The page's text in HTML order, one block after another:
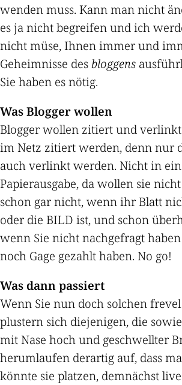
wenden muss. Kann man nicht
es ja nicht begreifen und ich
nicht müse, Ihnen immer und
Geheimnisse desbloggens
Sie haben es nötig.
Was Blogger wollen
Blogger wollen zitiert und
im Netz zitiert werden, denn nur
auch verlinkt werden. Nicht in
Papierausgabe, da wollen sie
schon gar nicht, wenn ihr Blatt
oder die BILD ist, und schon
wenn Sie nicht nachgefragt
noch Gage gezahlt haben. No go!
Was dann passiert
Wenn Sie nun doch solchen
plustern sich diejenigen, die
mit Nase hoch und geschwellter
herumlaufen derartig auf, dass
könnte sie platzen, demnächst